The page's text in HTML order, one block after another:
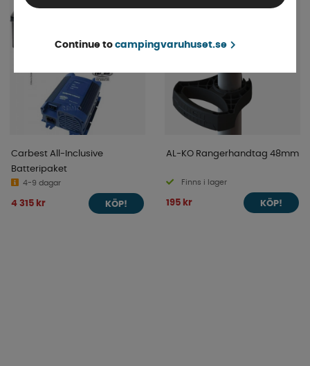
Carbest All-Inclusive
Batteripaket
4-9 dagar
4 315 kr KÖP!
AL-KO Rangerhandtag 48mm
Finns i lager
195 kr KÖP!
Continue to campingvaruhuset.se